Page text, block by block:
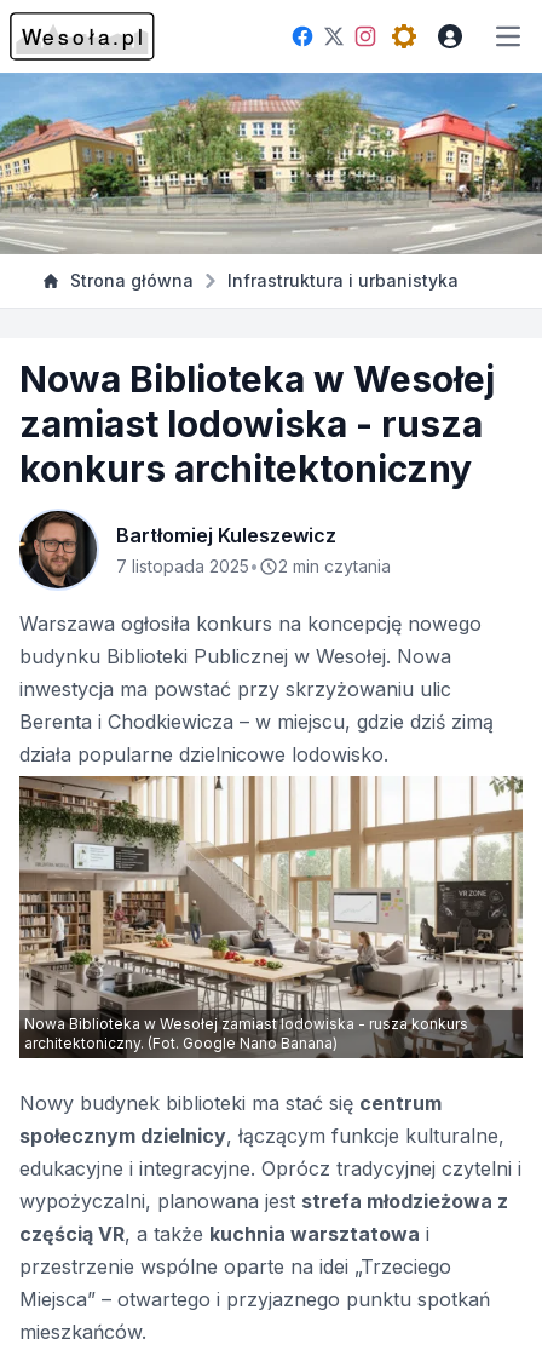
Facebook
TwitterInstagram
Open theme
Strona główna Infrastruktura i urbanistyka
Nowa Biblioteka w Wesołej
zamiast lodowiska - rusza
konkurs architektoniczny
Bartłomiej Kuleszewicz
7 listopada 2025• 2 min czytania
Warszawa ogłosiła konkurs na koncepcję nowego
budynku Biblioteki Publicznej w Wesołej. Nowa
inwestycja ma powstać przy skrzyżowaniu ulic
Berenta i Chodkiewicza – w miejscu, gdzie dziś zimą
działa popularne dzielnicowe lodowisko.
Nowa Biblioteka w Wesołej zamiast lodowiska - rusza konkurs
architektoniczny. (Fot. Google Nano Banana)
Nowy budynek biblioteki ma stać się centrum
społecznym dzielnicy, łączącym funkcje kulturalne,
edukacyjne i integracyjne. Oprócz tradycyjnej czytelni i
wypożyczalni, planowana jest strefa młodzieżowa z
częścią VR, a także kuchnia warsztatowa i
przestrzenie wspólne oparte na idei „Trzeciego
Miejsca” – otwartego i przyjaznego punktu spotkań
mieszkańców.